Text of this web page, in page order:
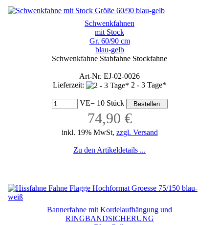
Schwenkfahnen
mit Stock
Gr. 60/90 cm
blau-gelb
Schwenkfahne Stabfahne Stockfahne
Art-Nr. EJ-02-0026
Lieferzeit:
2 - 3 Tage*
VE= 10 Stück
74,90 €
inkl. 19% MwSt, zzgl. Versand
Zu den Artikeldetails ...
Bannerfahne mit Kordelaufhängung und
RINGBANDSICHERUNG